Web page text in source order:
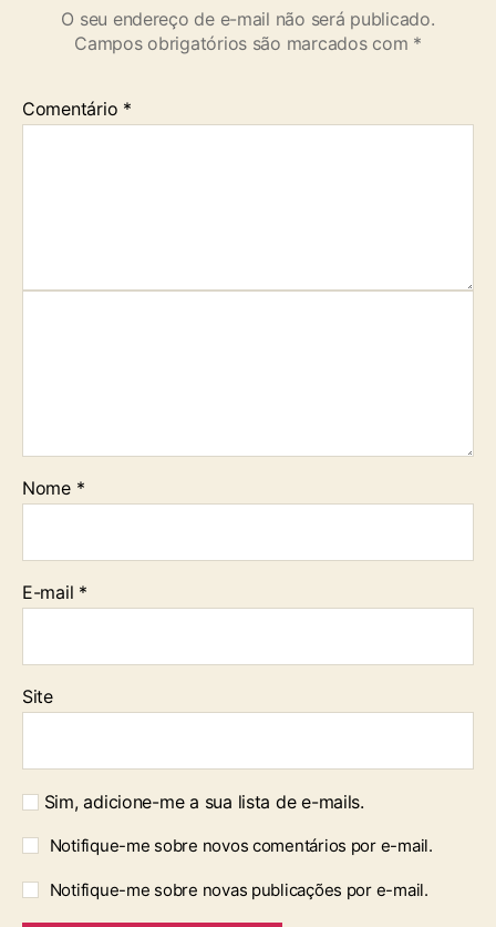
O seu endereço de e-mail não será publicado.
Campos obrigatórios são marcados com *
Comentário *
Nome *
E-mail *
Site
Sim, adicione-me a sua lista de e-mails.
Notifique-me sobre novos comentários por e-mail.
Notifique-me sobre novas publicações por e-mail.